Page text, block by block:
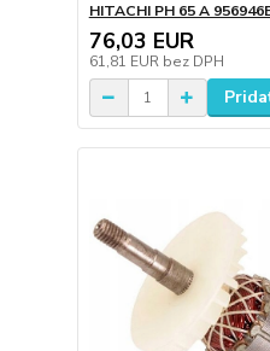
HITACHI PH 65 A
76,03 EUR
61,81 EUR bez DPH